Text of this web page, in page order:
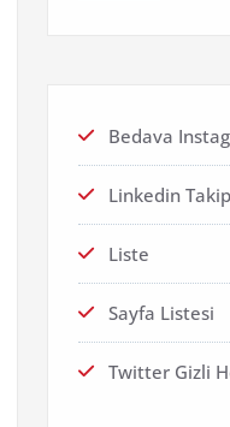
Bedava
Linkedin
Liste
Sayfa Listesi
Twitter Gizli